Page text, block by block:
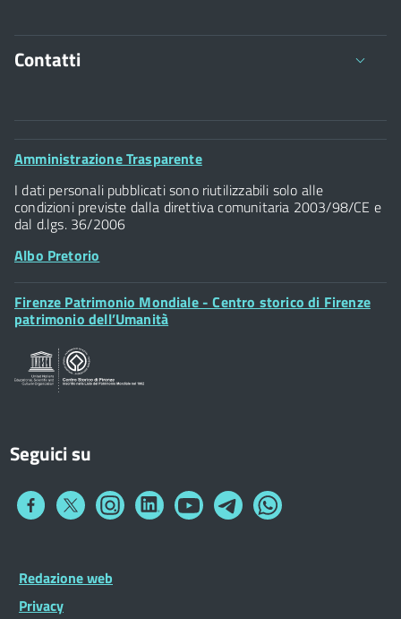
Contatti
Comune di Firenze
Palazzo Vecchio
Piazza della Signoria - 50122, Firenze
P.IVA 01307110484
Posta Elettronica Certificata
Footer
Amministrazione Trasparente
I dati personali pubblicati sono riutilizzabili solo alle
condizioni previste dalla direttiva comunitaria 2003/98/CE e
dal d.lgs. 36/2006
Albo Pretorio
Footer
Widget
Firenze Patrimonio Mondiale - Centro storico di Firenze
patrimonio dell’Umanità
Seguici su
Collegamento
Collegamento
a
Collegamento
a
Collegamento
a
Collegamento
a
Collegamento
a
Collegamento
a
Footer
Widget
Footer
menu
Redazione web
Privacy